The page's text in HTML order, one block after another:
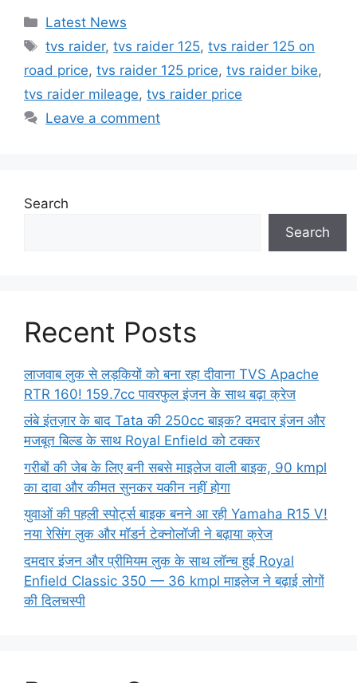
Categories
Latest News
Tags
tvs raider,tvs raider 125,tvs raider 125 on
road price, tvs raider 125 price, tvs raider bike,
tvs raider mileage, tvs raider price
Leave a comment
Search
Search
Recent Posts
लाजवाब लुक से लड़कियों को बना रहा दीवाना TVS Apache
RTR 160! 159.7cc पावरफुल इंजन के साथ बढ़ा क्रेज
लंबे इंतज़ार के बाद Tata की 250cc बाइक? दमदार इंजन और
मजबूत बिल्ड के साथ Royal Enfield को टक्कर
गरीबों की जेब के लिए बनी सबसे माइलेज वाली बाइक, 90 kmpl
का दावा और कीमत सुनकर यकीन नहीं होगा
युवाओं की पहली स्पोर्ट्स बाइक बनने आ रही Yamaha R15 V!
नया रेसिंग लुक और मॉडर्न टेक्नोलॉजी ने बढ़ाया क्रेज
दमदार इंजन और प्रीमियम लुक के साथ लॉन्च हुई Royal
Enfield Classic 350 — 36 kmpl माइलेज ने बढ़ाई लोगों
की दिलचस्पी